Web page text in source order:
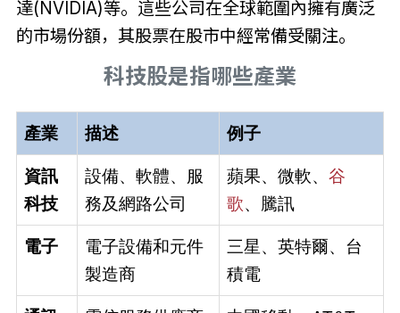
達(NVIDIA)等。這些公司在全球範圍內擁有廣泛
的市場份額，其股票在股市中經常備受關注。
科技股是指哪些產業
產業 描述 例子
資訊
科技
設備、軟體、服
務及網路公司
蘋果、微軟、 谷
歌、騰訊
電子
電子設備和元件
製造商
三星、英特爾、台
積電